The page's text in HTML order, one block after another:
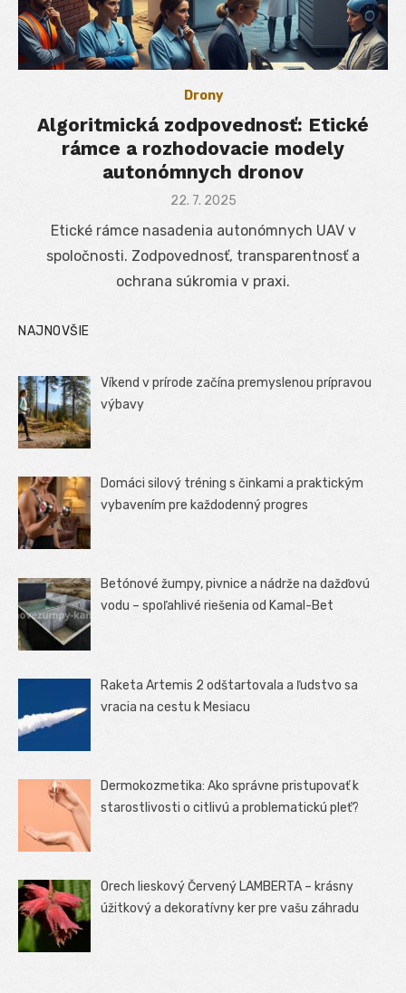
Drony
Algoritmická zodpovednosť: Etické
rámce a rozhodovacie modely
autonómnych dronov
Posted
22. 7. 2025
Etické rámce nasadenia autonómnych UAV v
spoločnosti. Zodpovednosť, transparentnosť a
ochrana súkromia v praxi.
NAJNOVŠIE
Víkend v prírode začína premyslenou prípravou
výbavy
Domáci silový tréning s činkami a praktickým
vybavením pre každodenný progres
Betónové žumpy, pivnice a nádrže na dažďovú
vodu – spoľahlivé riešenia od Kamal-Bet
Raketa Artemis 2 odštartovala a ľudstvo sa
vracia na cestu k Mesiacu
Dermokozmetika: Ako správne pristupovať k
starostlivosti o citlivú a problematickú pleť?
Orech lieskový Červený LAMBERTA – krásny
úžitkový a dekoratívny ker pre vašu záhradu